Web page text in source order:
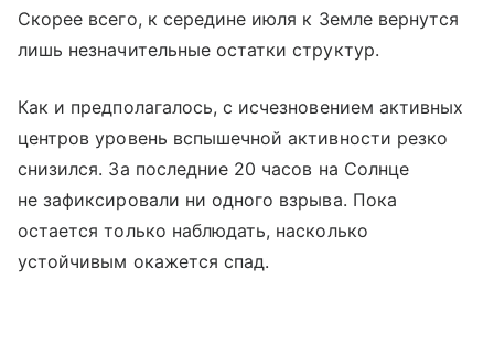
Скорее всего, к середине июля к Земле вернутся
лишь незначительные остатки структур.
Как и предполагалось, с исчезновением активных
центров уровень вспышечной активности резко
снизился. За последние 20 часов на Солнце
не зафиксировали ни одного взрыва. Пока
остается только наблюдать, насколько
устойчивым окажется спад.